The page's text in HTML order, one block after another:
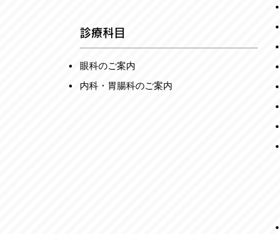
診療科目
眼科のご案内
内科・胃腸科のご案内